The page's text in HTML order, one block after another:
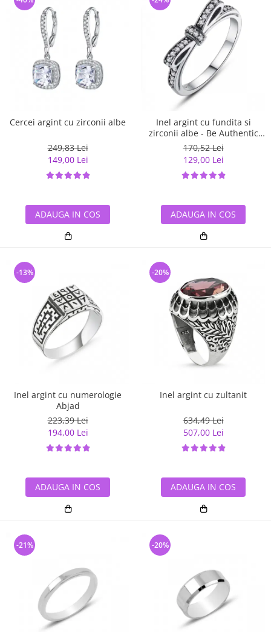
Cercei argint cu zirconii albe
249,83 Lei
149,00 Lei
ADAUGA IN COS
Inel argint cu fundita si
zirconii albe - Be Authentic
IST0007
170,52 Lei
129,00 Lei
ADAUGA IN COS
Inel argint cu numerologie
Abjad
223,39 Lei
194,00 Lei
-13%
ADAUGA IN COS
Inel argint cu zultanit
634,49 Lei
507,00 Lei
-20%
ADAUGA IN COS
-21% -20%